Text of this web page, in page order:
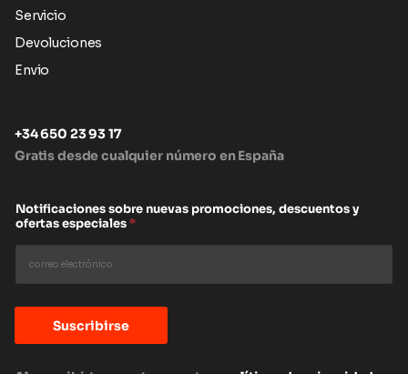
Servicio
Devoluciones
Envio
+34 650 23 93 17
Gratis desde cualquier número en España
Notificaciones sobre nuevas promociones, descuentos y
ofertas especiales*
Suscribirse